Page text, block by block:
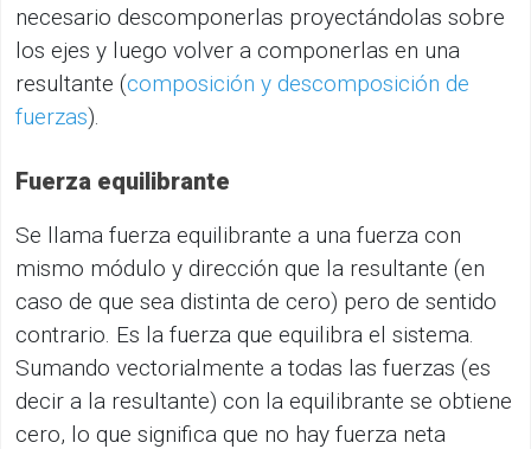
necesario descomponerlas proyectándolas sobre
los ejes y luego volver a componerlas en una
resultante (composición y descomposición de
fuerzas).
Fuerza equilibrante
Se llama fuerza equilibrante a una fuerza con
mismo módulo y dirección que la resultante (en
caso de que sea distinta de cero) pero de sentido
contrario. Es la fuerza que equilibra el sistema.
Sumando vectorialmente a todas las fuerzas (es
decir a la resultante) con la equilibrante se obtiene
cero, lo que significa que no hay fuerza neta